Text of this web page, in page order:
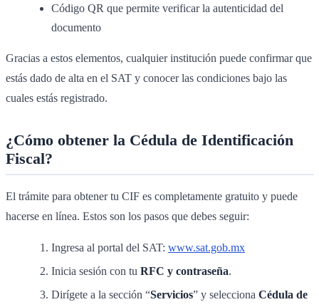
Código QR que permite verificar la autenticidad del
documento
Gracias a estos elementos, cualquier institución puede confirmar que
estás dado de alta en el SAT y conocer las condiciones bajo las
cuales estás registrado.
¿Cómo obtener la Cédula de Identificación
Fiscal?
El trámite para obtener tu CIF es completamente gratuito y puede
hacerse en línea. Estos son los pasos que debes seguir:
Ingresa al portal del SAT: www.sat.gob.mx
Inicia sesión con tu RFC y contraseña.
Dirígete a la sección “Servicios” y selecciona Cédula de